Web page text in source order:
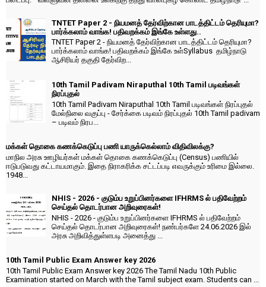
TNTET Paper 2 - நியமனத் தேர்விற்கான பாடத்திட்டம் தெரியுமா?
பார்க்கலாம் வாங்க! பதிவறக்கம் இங்கே உள்ளது..
TNTET Paper 2 - நியமனத் தேர்விற்கான பாடத்திட்டம் தெரியுமா?
பார்க்கலாம் வாங்க! பதிவறக்கம் இங்கே உள்Syllabus தமிழ்நாடு
ஆசிரியர் தகுதி தேர்விற...
10th Tamil Padivam Niraputhal 10th Tamil படிவங்கள்
நிரப்புதல்
10th Tamil Padivam Niraputhal 10th Tamil படிவங்கள் நிரப்புதல்
மேல்நிலை வகுப்பு - சேர்க்கை படிவம் நிரப்புதல் 10th Tamil padivam
– படிவம் நிரப...
மக்கள் தொகை கணக்கெடுப்பு பணி யாருக்கெல்லாம் விதிவிலக்கு?
மாநில அரசு ஊழியர்கள் மக்கள் தொகை கணக்கெடுப்பு (Census) பணியில்
ஈடுபடுவது கட்டாயமாகும். இதை நிராகரிக்க சட்டப்படி எவருக்கும் உரிமை இல்லை.
1948...
NHIS - 2026 - குடும்ப உறுப்பினர்களை IFHRMS ல் பதிவேற்றம்
செய்தல் தொடர்பான அறிவுரைகள்!
NHIS - 2026 - குடும்ப உறுப்பினர்களை IFHRMS ல் பதிவேற்றம்
செய்தல் தொடர்பான அறிவுரைகள்! நண்பர்களே 24.06.2026 இல்
அரசு அறிவித்துள்ளபடி அனைத்து ...
10th Tamil Public Exam Answer key 2026
10th Tamil Public Exam Answer key 2026 The Tamil Nadu 10th Public
Examination started on March with the Tamil subject exam. Students can ...